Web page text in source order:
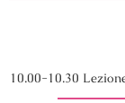
10.00-10.30